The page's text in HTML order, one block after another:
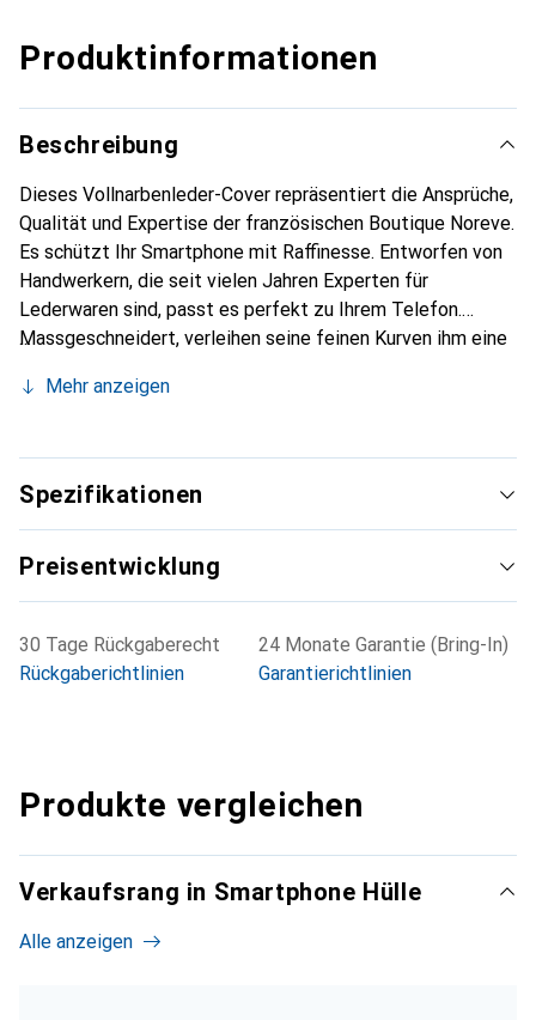
Produktinformationen
Beschreibung
Dieses Vollnarbenleder-Cover repräsentiert die Ansprüche,
Qualität und Expertise der französischen Boutique Noreve.
Es schützt Ihr Smartphone mit Raffinesse. Entworfen von
Handwerkern, die seit vielen Jahren Experten für
Lederwaren sind, passt es perfekt zu Ihrem Telefon.
Massgeschneidert, verleihen seine feinen Kurven ihm eine
Accessoire für Ihr Smartphone. International anerkannt für
sichere Wahl für eine anspruchsvolle Kundschaft.
Mehr anzeigen
Spezifikationen
Preisentwicklung
30 Tage Rückgaberecht
Rückgaberichtlinien
24 Monate Garantie (Bring-In)
Garantierichtlinien
Produkte vergleichen
Verkaufsrang in Smartphone Hülle
Alle anzeigen